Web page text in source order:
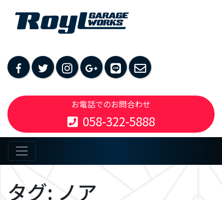
お電話でのお問合わせ
058-322-5888
タグ: ノア